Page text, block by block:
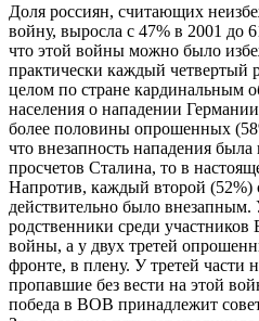
Доля россиян, считающих
войну, выросла с 47% в 2001 до
что этой войны можно было
практически каждый четвертый
целом по стране кардинальным
населения о нападении
более половины опрошенных
что внезапность нападения
просчетов Сталина, то в
Напротив, каждый второй (52%)
действительно было внезапным.
родственники среди
войны, а у двух третей
фронте, в плену. У третей части
пропавшие без вести на этой
победа в ВОВ принадлежит